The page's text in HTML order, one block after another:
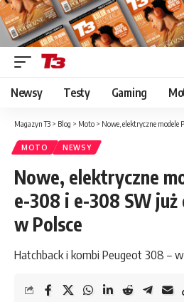
Newsy Testy Gaming
Magazyn T3 > Blog > Moto > Nowe, elektryczne modele
MOTO NEWSY
Nowe, elektryczne
e-308 i e-308 SW już
w Polsce
Hatchback i kombi Peugeot 308 –